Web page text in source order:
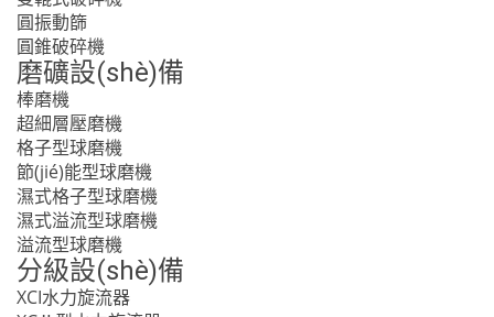
圓振動篩
圓錐破碎機
磨礦設(shè)備
棒磨機
超細層壓磨機
格子型球磨機
節(jié)能型球磨機
濕式格子型球磨機
濕式溢流型球磨機
溢流型球磨機
分級設(shè)備
XCI水力旋流器